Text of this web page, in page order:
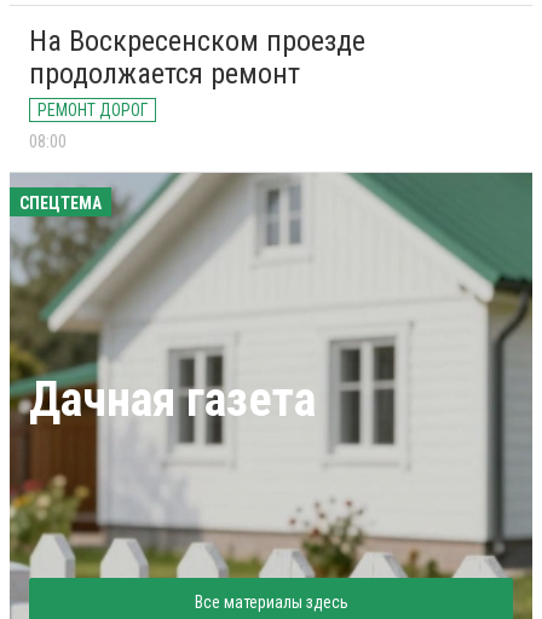
На Воскресенском проезде
продолжается ремонт
РЕМОНТ ДОРОГ
08:00
СПЕЦТЕМА
Дачная газета
Все материалы здесь